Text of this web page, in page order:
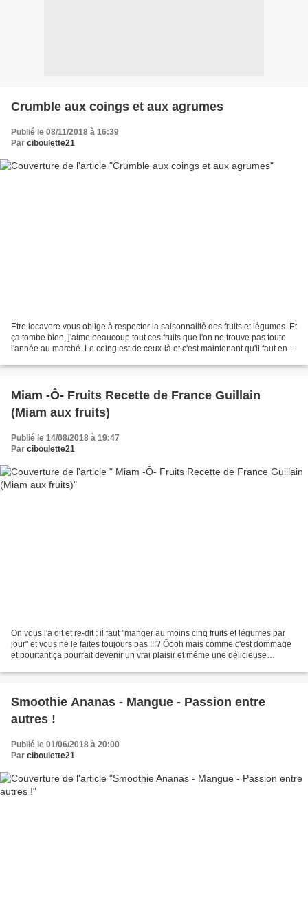
Crumble aux coings et aux agrumes
Publié le 08/11/2018 à 16:39
Par ciboulette21
Etre locavore vous oblige à respecter la saisonnalité des fruits et légumes. Et
ça tombe bien, j'aime beaucoup tout ces fruits que l'on ne trouve pas toute
l'année au marché. Le coing est de ceux-là et c'est maintenant qu'il faut en
Miam -Ô- Fruits Recette de France Guillain
(Miam aux fruits)
Publié le 14/08/2018 à 19:47
Par ciboulette21
On vous l'a dit et re-dit : il faut "manger au moins cinq fruits et légumes par
jour" et vous ne le faites toujours pas !!!? Ôooh mais comme c'est dommage
et pourtant ça pourrait devenir un vrai plaisir et même une délicieuse
Smoothie Ananas - Mangue - Passion entre
autres !
Publié le 01/06/2018 à 20:00
Par ciboulette21